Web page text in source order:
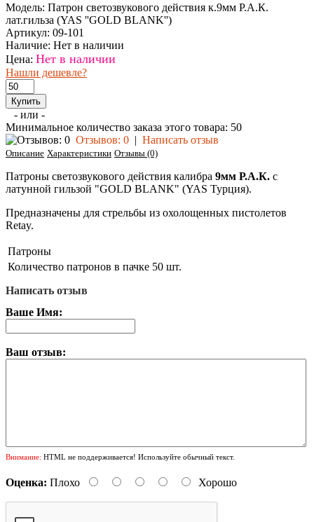
Модель: Патрон светозвукового действия к.9мм Р.А.К.
лат.гильза (YAS ''GOLD BLANK'')
Артикул: 09-101
Наличие: Нет в наличии
Цена: Нет в наличии
Нашли дешевле?
- или -
Минимальное количество заказа этого товара: 50
Отзывов: 0 | Написать отзыв
Описание Характеристики Отзывы (0)
Патроны светозвукового действия калибра 9мм Р.А.К. с
латунной гильзой "GOLD BLANK" (YAS Турция).
Предназначены для стрельбы из охолощенных пистолетов
Retay.
Патроны
Количество патронов в пачке 50 шт.
Написать отзыв
Ваше Имя:
Ваш отзыв:
Внимание: HTML не поддерживается! Используйте обычный текст.
Оценка: Плохо Хорошо